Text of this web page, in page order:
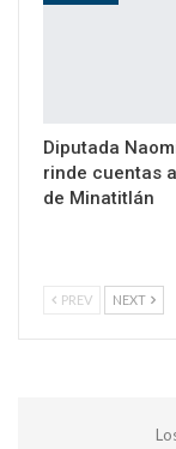
Diputada
rinde cuentas
de Minatitlán
PREV NEXT